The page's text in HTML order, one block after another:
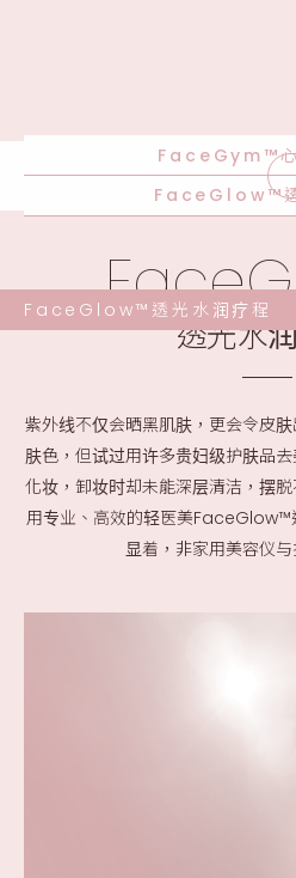
FaceGym™心
FaceGlow™
FaceGlow™透光水润疗程
透光水
紫外线不仅会晒黑肌肤，更会令皮
肤色，但试过用许多贵妇级护肤品
化妆，卸妆时却未能深层清洁，摆
用专业、高效的轻医美FaceGlow™
显着，非家用美容仪与